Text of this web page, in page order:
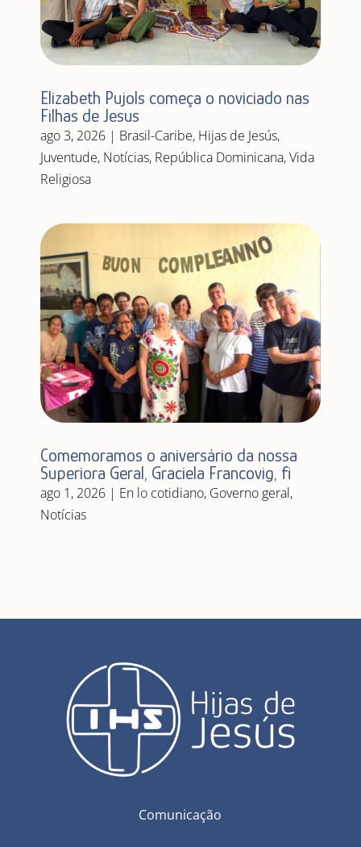
Elizabeth Pujols começa o noviciado nas
Filhas de Jesus
ago 3, 2026| Brasil-Caribe, Hijas de Jesús,
Juventude, Notícias, República Dominicana,Vida
Religiosa
Comemoramos o aniversário da nossa
Superiora Geral, Graciela Francovig, fi
ago 1, 2026| En lo cotidiano, Governo geral,
Notícias
Comunicação